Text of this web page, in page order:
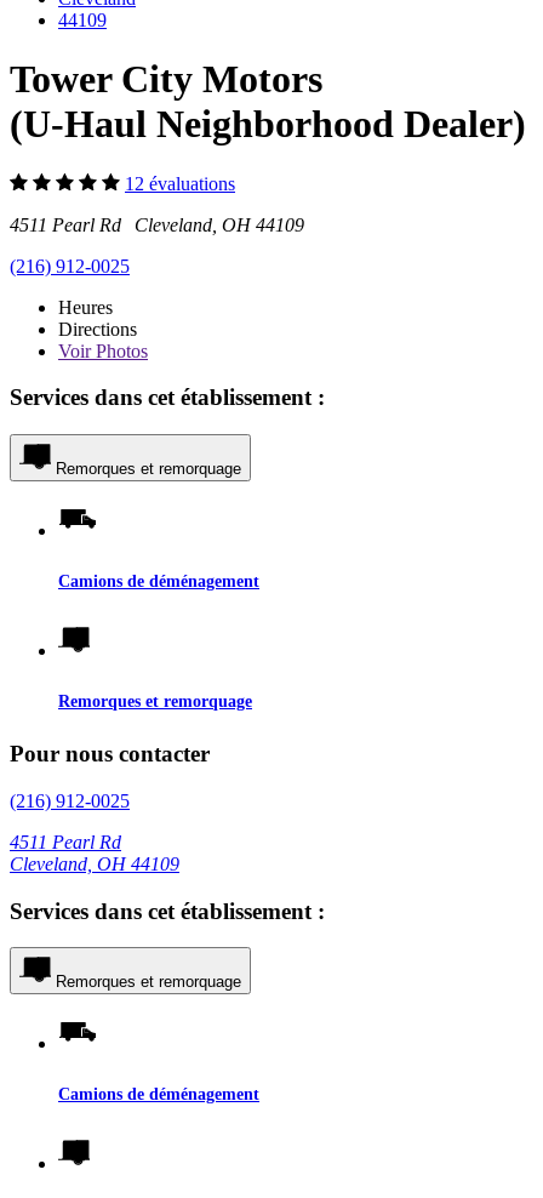
44109
Tower City Motors
(U-Haul Neighborhood Dealer)
12 évaluations
4511 Pearl Rd Cleveland, OH 44109
(216) 912-0025
Heures
Directions
VoirPhotos
Services dans cet établissement :
Remorques et remorquage
Camions de déménagement
Remorques et remorquage
Pour nous contacter
(216) 912-0025
4511 Pearl Rd
Cleveland, OH 44109
Services dans cet établissement :
Remorques et remorquage
Camions de déménagement